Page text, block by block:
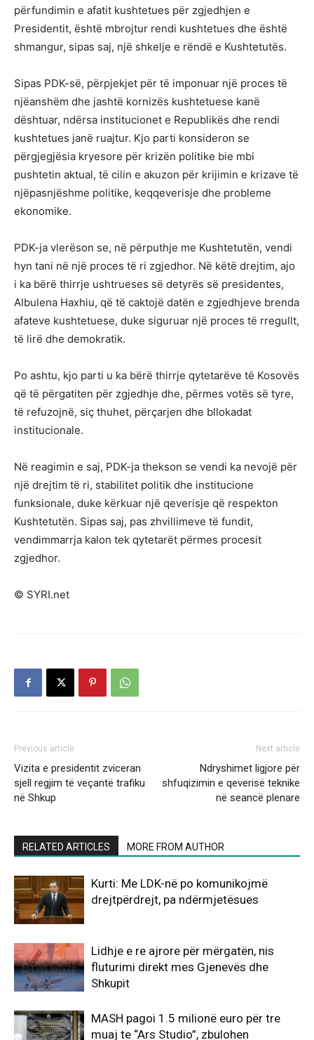
përfundimin e afatit kushtetues për zgjedhjen e
Presidentit, është mbrojtur rendi kushtetues dhe është
shmangur, sipas saj, një shkelje e rëndë e Kushtetutës.
Sipas PDK-së, përpjekjet për të imponuar një proces të
njëanshëm dhe jashtë kornizës kushtetuese kanë
dështuar, ndërsa institucionet e Republikës dhe rendi
kushtetues janë ruajtur. Kjo parti konsideron se
përgjegjësia kryesore për krizën politike bie mbi
pushtetin aktual, të cilin e akuzon për krijimin e krizave të
njëpasnjëshme politike, keqqeverisje dhe probleme
ekonomike.
PDK-ja vlerëson se, në përputhje me Kushtetutën, vendi
hyn tani në një proces të ri zgjedhor. Në këtë drejtim, ajo
i ka bërë thirrje ushtrueses së detyrës së presidentes,
Albulena Haxhiu, që të caktojë datën e zgjedhjeve brenda
afateve kushtetuese, duke siguruar një proces të rregullt,
të lirë dhe demokratik.
Po ashtu, kjo parti u ka bërë thirrje qytetarëve të Kosovës
që të përgatiten për zgjedhje dhe, përmes votës së tyre,
të refuzojnë, siç thuhet, përçarjen dhe bllokadat
institucionale.
Në reagimin e saj, PDK-ja thekson se vendi ka nevojë për
një drejtim të ri, stabilitet politik dhe institucione
funksionale, duke kërkuar një qeverisje që respekton
Kushtetutën. Sipas saj, pas zhvillimeve të fundit,
vendimmarrja kalon tek qytetarët përmes procesit
zgjedhor.
© SYRI.net
Previous article
Vizita e presidentit zviceran
sjell regjim të veçantë trafiku
në Shkup
Next article
Ndryshimet ligjore për
shfuqizimin e qeverisë teknike
në seancë plenare
RELATED ARTICLES MORE FROM AUTHOR
Kurti: Me LDK-në po komunikojmë
drejtpërdrejt, pa ndërmjetësues
Lidhje e re ajrore për mërgatën, nis
fluturimi direkt mes Gjenevës dhe
Shkupit
MASH pagoi 1.5 milionë euro për tre
muaj te “Ars Studio”, zbulohen